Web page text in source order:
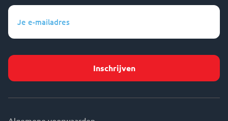
Je
mailadres